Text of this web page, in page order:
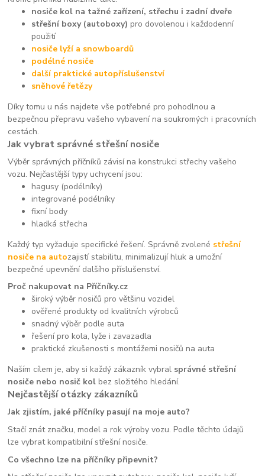
nosiče kol na tažné zařízení, střechu i zadní dveře
střešní boxy (autoboxy) pro dovolenou i každodenní
použití
nosiče lyží a snowboardů
podélné nosiče
další praktické autopříslušenství
sněhové řetězy
Díky tomu u nás najdete vše potřebné pro pohodlnou a
bezpečnou přepravu vašeho vybavení na soukromých i pracovních
cestách.
Jak vybrat správné střešní nosiče
Výběr správných příčníků závisí na konstrukci střechy vašeho
vozu. Nejčastější typy uchycení jsou:
hagusy (podélníky)
integrované podélníky
fixní body
hladká střecha
Každý typ vyžaduje specifické řešení. Správně zvolené střešní
nosiče na autozajistí stabilitu, minimalizují hluk a umožní
bezpečné upevnění dalšího příslušenství.
Proč nakupovat na Příčníky.cz
široký výběr nosičů pro většinu vozidel
ověřené produkty od kvalitních výrobců
snadný výběr podle auta
řešení pro kola, lyže i zavazadla
praktické zkušenosti s montážemi nosičů na auta
Naším cílem je, aby si každý zákazník vybral správné střešní
nosiče nebo nosič kol bez složitého hledání.
Nejčastější otázky zákazníků
Jak zjistím, jaké příčníky pasují na moje auto?
Stačí znát značku, model a rok výroby vozu. Podle těchto údajů
lze vybrat kompatibilní střešní nosiče.
Co všechno lze na příčníky připevnit?